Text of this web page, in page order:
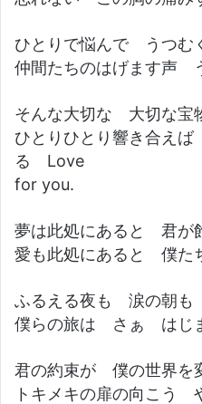
ひとりで悩んで うつむ
仲間たちのはげます声
そんな大切な 大切な宝
ひとりひとり響き合え
る Love
for you.
夢は此処にあると 君が
愛も此処にあると 僕た
ふるえる夜も 涙の朝
僕らの旅は さぁ はじ
君の約束が 僕の世界を
トキメキの扉の向こう